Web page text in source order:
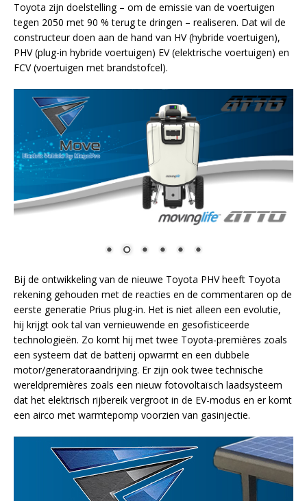
Toyota zijn doelstelling – om de emissie van de voertuigen
tegen 2050 met 90 % terug te dringen – realiseren. Dat wil de
constructeur doen aan de hand van HV (hybride voertuigen),
PHV (plug-in hybride voertuigen) EV (elektrische voertuigen) en
FCV (voertuigen met brandstofcel).
Bij de ontwikkeling van de nieuwe Toyota PHV heeft Toyota
rekening gehouden met de reacties en de commentaren op de
eerste generatie Prius plug-in. Het is niet alleen een evolutie,
hij krijgt ook tal van vernieuwende en gesofisticeerde
technologieën. Zo komt hij met twee Toyota-premières zoals
een systeem dat de batterij opwarmt en een dubbele
motor/generatoraandrijving. Er zijn ook twee technische
wereldpremières zoals een nieuw fotovoltaïsch laadsysteem
dat het elektrisch rijbereik vergroot in de EV-modus en er komt
een airco met warmtepomp voorzien van gasinjectie.